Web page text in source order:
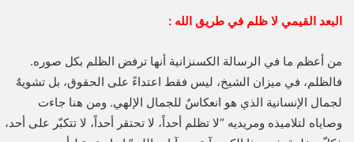
البعد القيمي لا ظلم في طريق الله :
من أعظم ما في الرسالة الكسنزانية أنها ترفض الظلم بكل صوره.
فالظلم، في ميزان الشيخ، ليس فقط اعتداءً على الحقوق، بل تشويهٌ
لجمال الإنسانية الذي هو انعكاسٌ للجمال الإلهي. ومن هنا جاءت
وصاياه لتلاميذه ومريديه “لا تظلم أحداً، لا تحتقر أحداً، لا تتكبّر على أحد،